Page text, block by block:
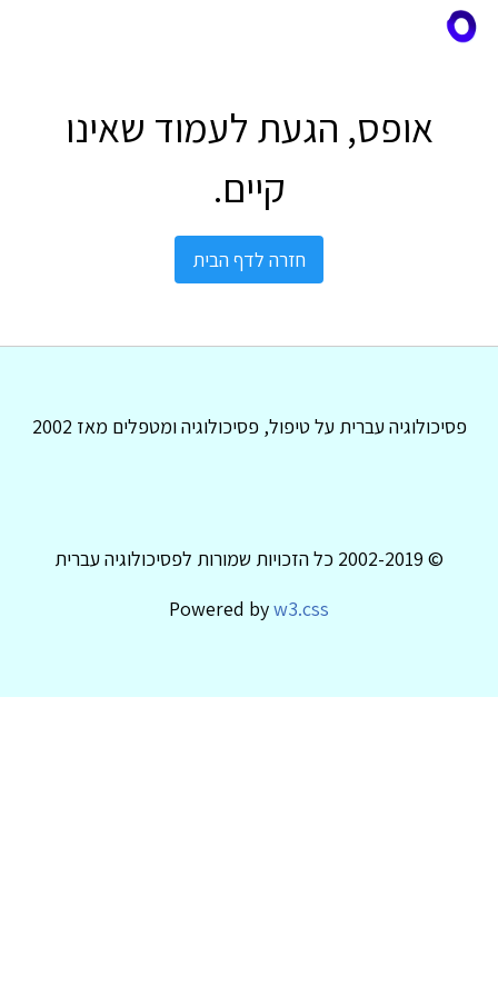
אופס, הגעת לעמוד שאינו
קיים.
חזרה לדף הבית
פסיכולוגיה עברית על טיפול, פסיכולוגיה ומטפלים מאז 2002
© 2002-2019 כל הזכויות שמורות לפסיכולוגיה עברית
Powered byw3.css